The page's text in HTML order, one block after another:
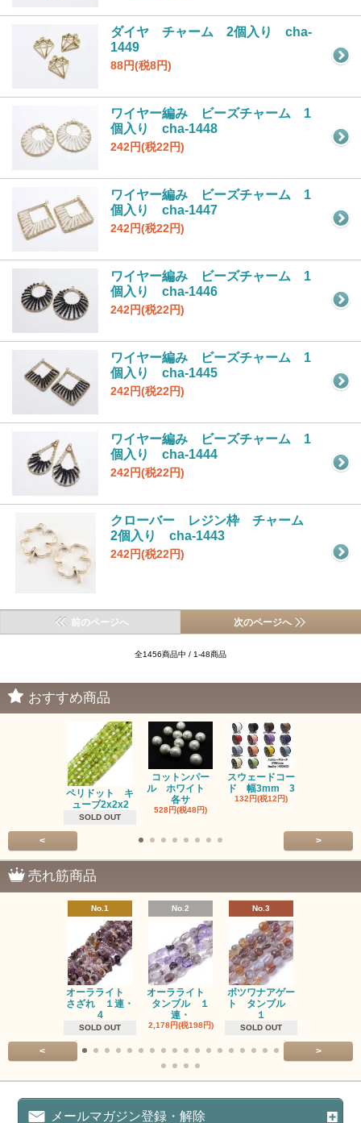
ダイヤ チャーム 2個入り cha-
1449
88円(税8円)
ワイヤー編み ビーズチャーム 1
個入り cha-1448
242円(税22円)
ワイヤー編み ビーズチャーム 1
個入り cha-1447
242円(税22円)
ワイヤー編み ビーズチャーム 1
個入り cha-1446
242円(税22円)
ワイヤー編み ビーズチャーム 1
個入り cha-1445
242円(税22円)
ワイヤー編み ビーズチャーム 1
個入り cha-1444
242円(税22円)
クローバー レジン枠 チャーム
2個入り cha-1443
242円(税22円)
前のページへ 次のページへ
全1456商品中 / 1-48商品
おすすめ商品
ペリドット キ
ューブ2x2x2
SOLD OUT
コットンパー
ル ホワイト
各サ
528円(税48円)
スウェードコー
ド 幅3mm 3
132円(税12円)
< >
売れ筋商品
No.1
オーラライト
さざれ １連・
4
SOLD OUT
No.2
オーラライト
タンブル １
連・
2,178円(税198円)
No.3
ボツワナアゲー
ト タンブル
１
SOLD OUT
< >
メールマガジン登録・解除